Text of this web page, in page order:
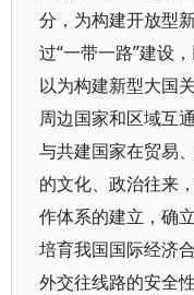
分，为构建开放型
过“一带一路”建设
以为构建新型大国
周边国家和区域互
与共建国家在贸易
的文化、政治往来
作体系的建立，确
培育我国国际经济
外交往线路的安全